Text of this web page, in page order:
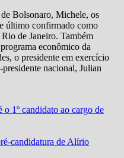
Bolsonaro, Michele, os
último confirmado como
de Janeiro. Também
econômico da
o presidente em exercício
nacional, Julian
1º candidato ao cargo de
candidatura de Alírio